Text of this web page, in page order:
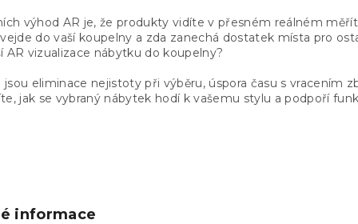
výhod AR je, že produkty vidíte v přesném reálném
do vaší koupelny a zda zanechá dostatek místa pro
AR vizualizace nábytku do koupelny?
eliminace nejistoty při výběru, úspora času s vracením
jak se vybraný nábytek hodí k vašemu stylu a podpoří
informace